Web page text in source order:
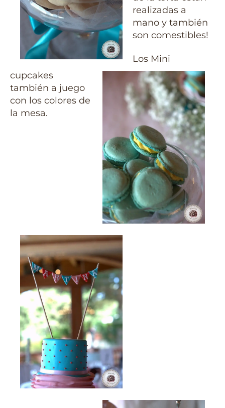
realizadas a
mano y también
son comestibles!
Los Mini
cupcakes
también a juego
con los colores de
la mesa.